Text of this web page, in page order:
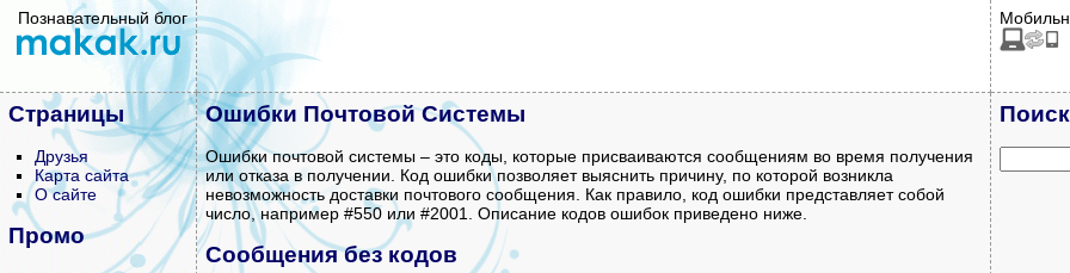
Познавательный блог
Страницы
Друзья
Карта сайта
О сайте
Промо
Ошибки Почтовой Системы
Ошибки почтовой системы – это коды, которые присваиваются сообщениям во время получения
или отказа в получении. Код ошибки позволяет выяснить причину, по которой возникла
невозможность доставки почтового сообщения. Как правило, код ошибки представляет собой
число, например #550 или #2001. Описание кодов ошибок приведено ниже.
Сообщения без кодов